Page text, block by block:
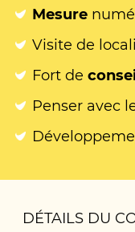
Mesure
Visite de
Fort de
Penser avec
DÉTAILS DU